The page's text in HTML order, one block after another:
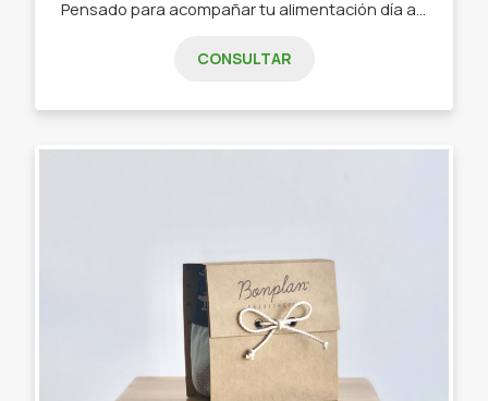
CONSULTAR